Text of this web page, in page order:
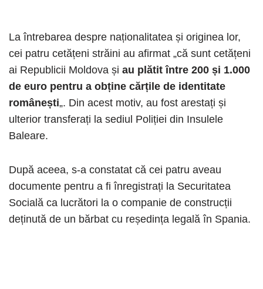
La întrebarea despre naționalitatea și originea lor,
cei patru cetățeni străini au afirmat „că sunt cetățeni
ai Republicii Moldova și au plătit între 200 și 1.000
de euro pentru a obține cărțile de identitate
românești„. Din acest motiv, au fost arestați și
ulterior transferați la sediul Poliției din Insulele
Baleare.
După aceea, s-a constatat că cei patru aveau
documente pentru a fi înregistrați la Securitatea
Socială ca lucrători la o companie de construcții
deținută de un bărbat cu reședința legală în Spania.